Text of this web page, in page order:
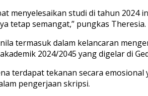
menyelesaikan studi di tahun 2024
tetap semangat,” pungkas Theresia.
termasuk dalam kelancaran
2024/2045 yang digelar di
terdapat tekanan secara
pengerjaan skripsi.